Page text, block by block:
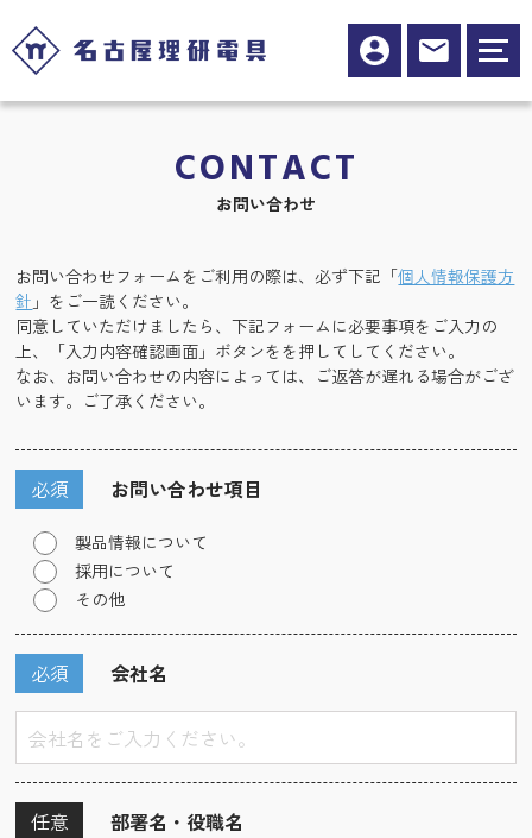
CONTACT
お問い合わせ
お問い合わせフォームをご利用の際は、必ず下記「個人情報保護方
針 」をご一読ください。
同意していただけましたら、下記フォームに必要事項をご入力の
上、「入力内容確認画面」ボタンをを押してしてください。
なお、お問い合わせの内容によっては、ご返答が遅れる場合がござ
います。ご了承ください。
お問い合わせ項目
必須
製品情報について
採用について
その他
会社名
必須
部署名・役職名
任意